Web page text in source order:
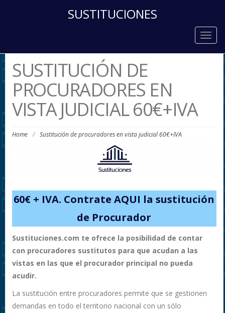
SUSTITUCIONES
SUSTITUCIÓN DE
PROCURADORES EN
VISTA JUDICIAL 60€+IVA
Home / Sustitución de procuradores en vista judicial 60€+IVA
60€ + IVA. Contrate AQUI la sustitución
de Procurador
Sustituciones.com te ofrece la posibilidad de contar
con procuradores sustitutos para que acudan a las
vistas en las que el procurador principal no pueda
acudir.
La sustitución entre procuradores permite que se gestionen
demandas en todo el territorio nacional con un sólo